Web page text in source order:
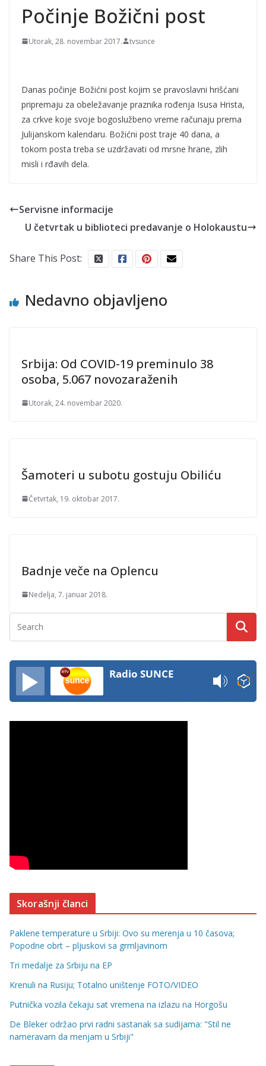
Počinje Božični post
Utorak, 28. novembar 2017. tvsunce
Danas počinje Božićni post kojim se pravoslavni hrišćani
pripremaju za obeležavanje praznika rođenja Isusa Hrista,
za crkve koje svoje bogoslužbeno vreme računaju prema
Julijanskom kalendaru. Božićni post traje 40 dana, a
tokom posta treba se uzdržavati od mrsne hrane, zlih
misli i rđavih dela.
Servisne informacije
U četvrtak u biblioteci predavanje o Holokaustu
Share This Post:
Nedavno objavljeno
Srbija: Od COVID-19 preminulo 38
osoba, 5.067 novozaraženih
Utorak, 24. novembar 2020.
Šamoteri u subotu gostuju Obiliću
Četvrtak, 19. oktobar 2017.
Badnje veče na Oplencu
Nedelja, 7. januar 2018.
Radio SUNCE
Skorašnji članci
Paklene temperature u Srbiji: Ovo su merenja u 10 časova;
Popodne obrt – pljuskovi sa grmljavinom
Tri medalje za Srbiju na EP
Krenuli na Rusiju; Totalno uništenje FOTO/VIDEO
Putnička vozila čekaju sat vremena na izlazu na Horgošu
De Bleker održao prvi radni sastanak sa sudijama: "Stil ne
nameravam da menjam u Srbiji"